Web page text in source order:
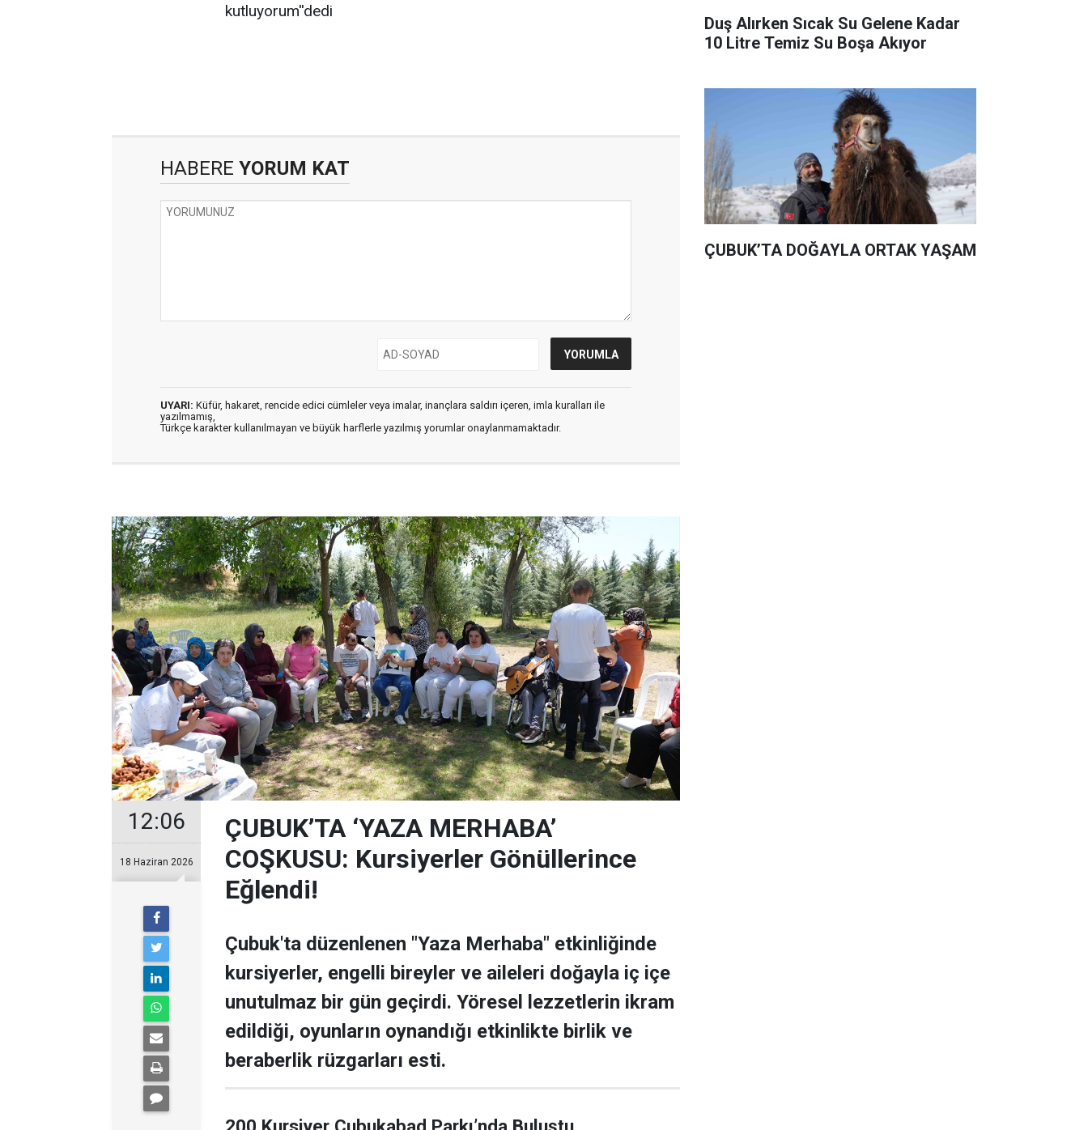
kutluyorum''dedi
HABERE YORUM KAT
UYARI: Küfür, hakaret, rencide edici cümleler veya imalar, inançlara saldırı içeren, imla kuralları ile
yazılmamış,
Türkçe karakter kullanılmayan ve büyük harflerle yazılmış yorumlar onaylanmamaktadır.
12:06
18 Haziran 2026
ÇUBUK’TA ‘YAZA MERHABA’
COŞKUSU: Kursiyerler Gönüllerince
Eğlendi!
Çubuk'ta düzenlenen "Yaza Merhaba" etkinliğinde
kursiyerler, engelli bireyler ve aileleri doğayla iç içe
unutulmaz bir gün geçirdi. Yöresel lezzetlerin ikram
edildiği, oyunların oynandığı etkinlikte birlik ve
beraberlik rüzgarları esti.
Duş Alırken Sıcak Su Gelene Kadar
10 Litre Temiz Su Boşa Akıyor
ÇUBUK’TA DOĞAYLA ORTAK YAŞAM